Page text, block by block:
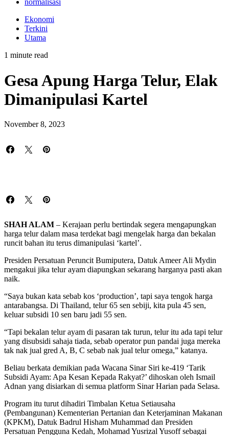
normalisasi
Ekonomi
Terkini
Utama
1 minute read
Gesa Apung Harga Telur, Elak
Dimanipulasi Kartel
November 8, 2023
SHAH ALAM – Kerajaan perlu bertindak segera mengapungkan
harga telur dalam masa terdekat bagi mengelak harga dan bekalan
runcit bahan itu terus dimanipulasi ‘kartel’.
Presiden Persatuan Peruncit Bumiputera, Datuk Ameer Ali Mydin
mengakui jika telur ayam diapungkan sekarang harganya pasti akan
naik.
“Saya bukan kata sebab kos ‘production’, tapi saya tengok harga
antarabangsa. Di Thailand, telur 65 sen sebiji, kita pula 45 sen,
keluar subsidi 10 sen baru jadi 55 sen.
“Tapi bekalan telur ayam di pasaran tak turun, telur itu ada tapi telur
yang disubsidi sahaja tiada, sebab operator pun pandai juga mereka
tak nak jual gred A, B, C sebab nak jual telur omega,” katanya.
Beliau berkata demikian pada Wacana Sinar Siri ke-419 ‘Tarik
Subsidi Ayam: Apa Kesan Kepada Rakyat?’ dihoskan oleh Ismail
Adnan yang disiarkan di semua platform Sinar Harian pada Selasa.
Program itu turut dihadiri Timbalan Ketua Setiausaha
(Pembangunan) Kementerian Pertanian dan Keterjaminan Makanan
(KPKM), Datuk Badrul Hisham Muhammad dan Presiden
Persatuan Pengguna Kedah, Mohamad Yusrizal Yusoff sebagai